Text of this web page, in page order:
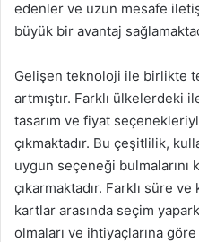
edenler ve uzun mesafe
büyük bir avantaj
Gelişen teknoloji ile birlikte
artmıştır. Farklı ülkelerdeki
tasarım ve fiyat
çıkmaktadır. Bu çeşitlilik,
uygun seçeneği bulmalarını
çıkarmaktadır. Farklı süre
kartlar arasında seçim
olmaları ve ihtiyaçlarına